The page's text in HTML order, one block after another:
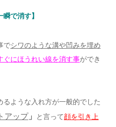
で消す】
でシワのような溝や凹みを埋め
ぐにほうれい線を消す事ができ
ような入れ方が一般的でした
アップ」 と言って顔を引き上